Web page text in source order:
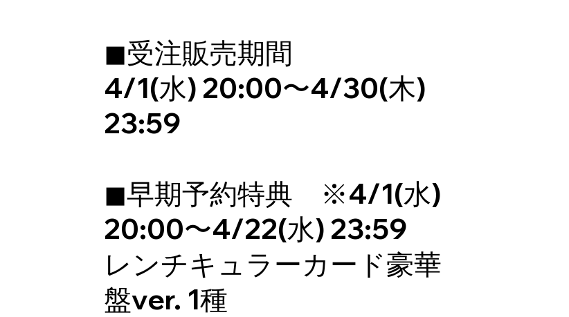
◼受注販売期間
4/1(水) 20:00〜4/30(木)
23:59
◼早期予約特典 ※4/1(水)
20:00〜4/22(水) 23:59
レンチキュラーカード豪華
盤ver. 1種